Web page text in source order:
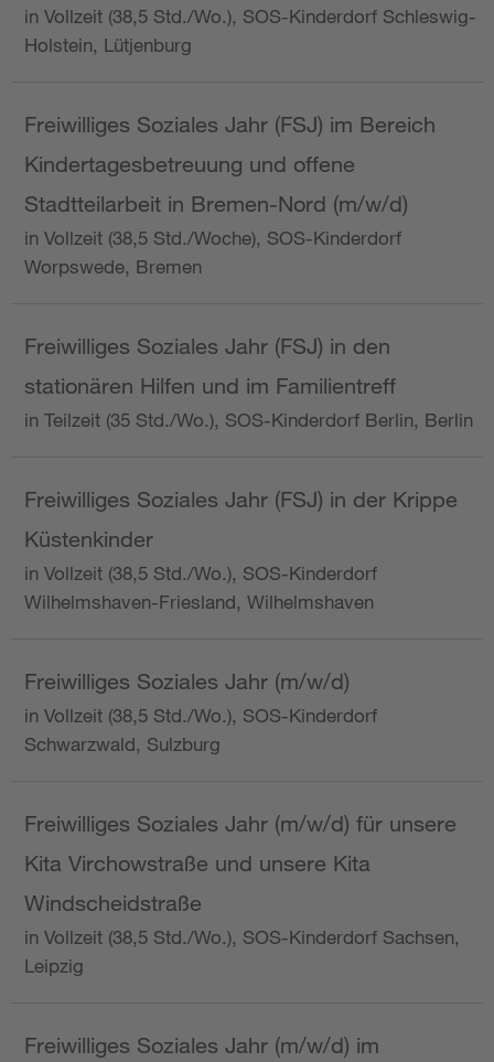
in Vollzeit (38,5 Std./Wo.), SOS-Kinderdorf Schleswig-
Holstein, Lütjenburg
Freiwilliges Soziales Jahr (FSJ) im Bereich
Kindertagesbetreuung und offene
Stadtteilarbeit in Bremen-Nord (m/w/d)
in Vollzeit (38,5 Std./Woche), SOS-Kinderdorf
Worpswede, Bremen
Freiwilliges Soziales Jahr (FSJ) in den
stationären Hilfen und im Familientreff
in Teilzeit (35 Std./Wo.), SOS-Kinderdorf Berlin, Berlin
Freiwilliges Soziales Jahr (FSJ) in der Krippe
Küstenkinder
in Vollzeit (38,5 Std./Wo.), SOS-Kinderdorf
Wilhelmshaven-Friesland, Wilhelmshaven
Freiwilliges Soziales Jahr (m/w/d)
in Vollzeit (38,5 Std./Wo.), SOS-Kinderdorf
Schwarzwald, Sulzburg
Freiwilliges Soziales Jahr (m/w/d) für unsere
Kita Virchowstraße und unsere Kita
Windscheidstraße
in Vollzeit (38,5 Std./Wo.), SOS-Kinderdorf Sachsen,
Leipzig
Freiwilliges Soziales Jahr (m/w/d) im